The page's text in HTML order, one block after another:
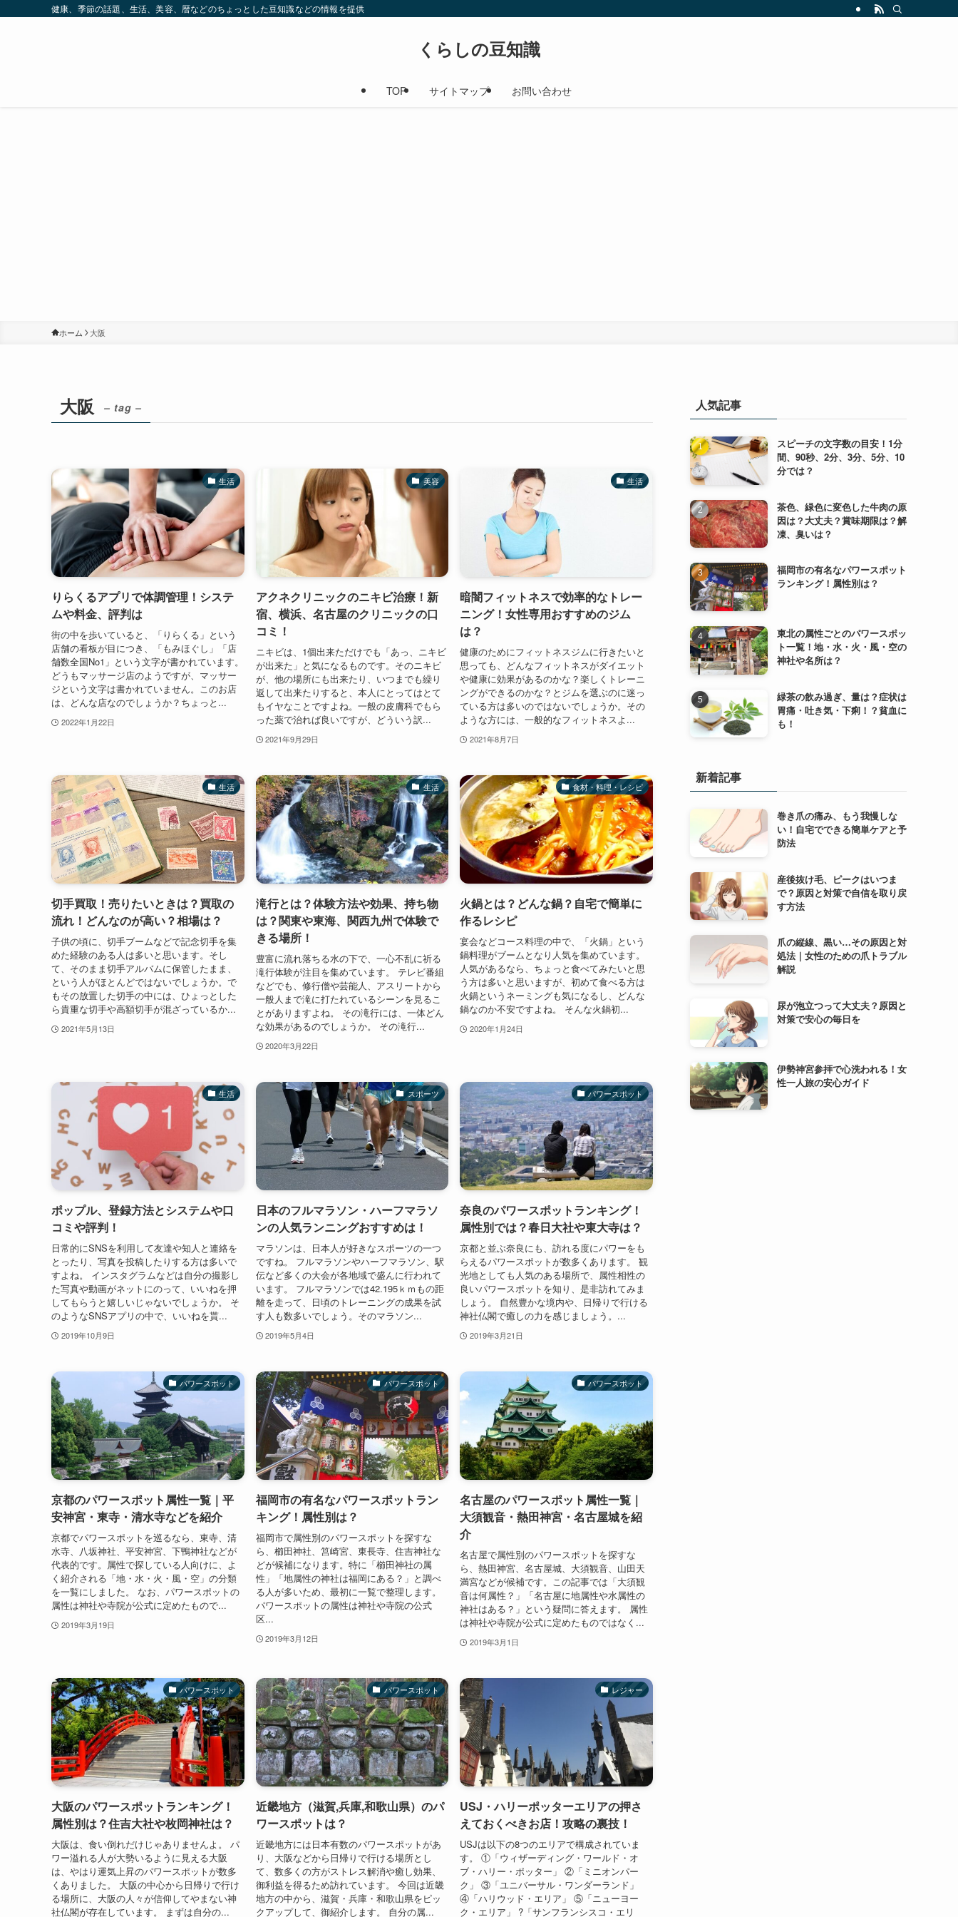
健康、季節の話題、生活、美容、暦などのちょっとした豆知識などの情報を提供
くらしの豆知識
TOP サイトマップ お問い合わせ
ホーム 大阪
大阪 – tag –
生活
りらくるアプリで体調管理！システ
ムや料金、評判は
街の中を歩いていると、「りらくる」という
店舗の看板が目につき、「もみほぐし」「店
舗数全国No1」という文字が書かれています。
どうもマッサージ店のようですが、マッサー
ジという文字は書かれていません。このお店
は、どんな店なのでしょうか？ちょっと...
2022年1月22日
美容
アクネクリニックのニキビ治療！新
宿、横浜、名古屋のクリニックの口
コミ！
ニキビは、1個出来ただけでも「あっ、ニキビ
が出来た」と気になるものです。そのニキビ
が、他の場所にも出来たり、いつまでも繰り
返して出来たりすると、本人にとってはとて
もイヤなことですよね。一般の皮膚科でもら
った薬で治れば良いですが、どういう訳...
2021年9月29日
生活
暗闇フィットネスで効率的なトレー
ニング！女性専用おすすめのジム
は？
健康のためにフィットネスジムに行きたいと
思っても、どんなフィットネスがダイエット
や健康に効果があるのかな？楽しくトレーニ
ングができるのかな？とジムを選ぶのに迷っ
ている方は多いのではないでしょうか。その
ような方には、一般的なフィットネスよ...
2021年8月7日
生活
切手買取！売りたいときは？買取の
流れ！どんなのが高い？相場は？
子供の頃に、切手ブームなどで記念切手を集
めた経験のある人は多いと思います。そし
て、そのまま切手アルバムに保管したまま、
という人がほとんどではないでしょうか。で
もその放置した切手の中には、ひょっとした
ら貴重な切手や高額切手が混ざっているか...
2021年5月13日
生活
滝行とは？体験方法や効果、持ち物
は？関東や東海、関西九州で体験で
きる場所！
豊富に流れ落ちる水の下で、一心不乱に祈る
滝行体験が注目を集めています。 テレビ番組
などでも、修行僧や芸能人、アスリートから
一般人まで滝に打たれているシーンを見るこ
とがありますよね。 その滝行には、一体どん
な効果があるのでしょうか。 その滝行...
2020年3月22日
食材・料理・レシピ
火鍋とは？どんな鍋？自宅で簡単に
作るレシピ
宴会などコース料理の中で、「火鍋」という
鍋料理がブームとなり人気を集めています。
人気があるなら、ちょっと食べてみたいと思
う方は多いと思いますが、初めて食べる方は
火鍋というネーミングも気になるし、どんな
鍋なのか不安ですよね。 そんな火鍋初...
2020年1月24日
生活
ポップル、登録方法とシステムや口
コミや評判！
日常的にSNSを利用して友達や知人と連絡を
とったり、写真を投稿したりする方は多いで
すよね。 インスタグラムなどは自分の撮影し
た写真や動画がネットにのって、いいねを押
してもらうと嬉しいじゃないでしょうか。 そ
のようなSNSアプリの中で、いいねを貰...
2019年10月9日
スポーツ
日本のフルマラソン・ハーフマラソ
ンの人気ランニングおすすめは！
マラソンは、日本人が好きなスポーツの一つ
ですね。 フルマラソンやハーフマラソン、駅
伝など多くの大会が各地域で盛んに行われて
います。 フルマラソンでは42.195ｋｍもの距
離を走って、日頃のトレーニングの成果を試
す人も数多いでしょう。そのマラソン...
2019年5月4日
パワースポット
奈良のパワースポットランキング！
属性別では？春日大社や東大寺は？
京都と並ぶ奈良にも、訪れる度にパワーをも
らえるパワースポットが数多くあります。 観
光地としても人気のある場所で、属性相性の
良いパワースポットを知り、是非訪れてみま
しょう。 自然豊かな境内や、日帰りで行ける
神社仏閣で癒しの力を感じましょう。...
2019年3月21日
パワースポット
京都のパワースポット属性一覧｜平
安神宮・東寺・清水寺などを紹介
京都でパワースポットを巡るなら、東寺、清
水寺、八坂神社、平安神宮、下鴨神社などが
代表的です。属性で探している人向けに、よ
く紹介される「地・水・火・風・空」の分類
を一覧にしました。 なお、パワースポットの
属性は神社や寺院が公式に定めたもので...
2019年3月19日
パワースポット
福岡市の有名なパワースポットラン
キング！属性別は？
福岡市で属性別のパワースポットを探すな
ら、櫛田神社、筥崎宮、東長寺、住吉神社な
どが候補になります。特に「櫛田神社の属
性」「地属性の神社は福岡にある？」と調べ
る人が多いため、最初に一覧で整理します。
パワースポットの属性は神社や寺院の公式
区...
2019年3月12日
パワースポット
名古屋のパワースポット属性一覧｜
大須観音・熱田神宮・名古屋城を紹
介
名古屋で属性別のパワースポットを探すな
ら、熱田神宮、名古屋城、大須観音、山田天
満宮などが候補です。この記事では「大須観
音は何属性？」「名古屋に地属性や水属性の
神社はある？」という疑問に答えます。 属性
は神社や寺院が公式に定めたものではなく...
2019年3月1日
パワースポット
大阪のパワースポットランキング！
属性別は？住吉大社や枚岡神社は？
大阪は、食い倒れだけじゃありませんよ。 パ
ワー溢れる人が大勢いるように見える大阪
は、やはり運気上昇のパワースポットが数多
くありました。 大阪の中心から日帰りで行け
る場所に、大阪の人々が信仰してやまない神
社仏閣が存在しています。 まずは自分の...
パワースポット
近畿地方（滋賀,兵庫,和歌山県）のパ
ワースポットは？
近畿地方には日本有数のパワースポットがあ
り、大阪などから日帰りで行ける場所とし
て、数多くの方がストレス解消や癒し効果、
御利益を得るため訪れています。 今回は近畿
地方の中から、滋賀・兵庫・和歌山県をピッ
クアップして、御紹介します。 自分の属...
レジャー
USJ・ハリーポッターエリアの押さ
えておくべきお店！攻略の裏技！
USJは以下の8つのエリアで構成されていま
す。 ①「ウィザーディング・ワールド・オ
ブ・ハリー・ポッター」 ②「ミニオンパー
ク」 ③「ユニバーサル・ワンダーランド」
④「ハリウッド・エリア」 ⑤「ニューヨー
ク・エリア」 ?「サンフランシスコ・エリ
人気記事
スピーチの文字数の目安！1分
間、90秒、2分、3分、5分、10
分では？
茶色、緑色に変色した牛肉の原
因は？大丈夫？賞味期限は？解
凍、臭いは？
福岡市の有名なパワースポット
ランキング！属性別は？
東北の属性ごとのパワースポッ
ト一覧！地・水・火・風・空の
神社や名所は？
緑茶の飲み過ぎ、量は？症状は
胃痛・吐き気・下痢！？貧血に
も！
新着記事
巻き爪の痛み、もう我慢しな
い！自宅でできる簡単ケアと予
防法
産後抜け毛、ピークはいつま
で？原因と対策で自信を取り戻
す方法
爪の縦線、黒い…その原因と対
処法｜女性のための爪トラブル
解説
尿が泡立つって大丈夫？原因と
対策で安心の毎日を
伊勢神宮参拝で心洗われる！女
性一人旅の安心ガイド